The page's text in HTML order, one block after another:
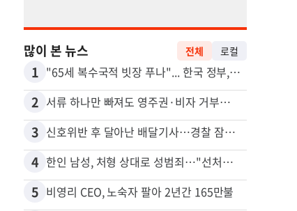
많이 본 뉴스 전체 로컬
1 "65세 복수국적 빗장 푸나"... 한국 정부, 연령 완화 전면 추진
2 서류 하나만 빠져도 영주권·비자 거부…심사관 재량권 대폭 확대
3 신호위반 후 달아난 배달기사…경찰 잠복해 잡고보니 ‘반전’
4 한인 남성, 처형 상대로 성범죄…"선처해줬더니 배신자 취급"
5 비영리 CEO, 노숙자 팔아 2년간 165만불